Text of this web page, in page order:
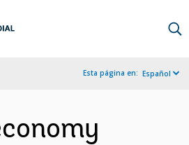
Esta página en: Español